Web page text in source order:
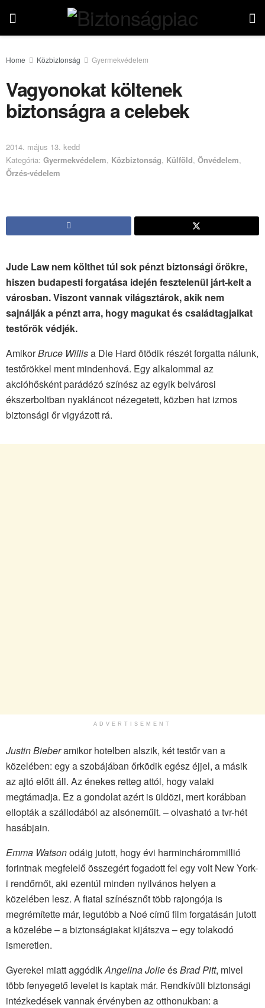
Home Közbiztonság Gyermekvédelem
Vagyonokat költenek
biztonságra a celebek
2014. május 13. kedd
Kategória: Gyermekvédelem, Közbiztonság, Külföld, Önvédelem,
Őrzés-védelem
Jude Law nem költhet túl sok pénzt biztonsági őrökre,
hiszen budapesti forgatása idején fesztelenül járt-kelt a
városban. Viszont vannak világsztárok, akik nem
sajnálják a pénzt arra, hogy magukat és családtagjaikat
testőrök védjék.
AmikorBruce Willisa Die Hard ötödik részét forgatta nálunk,
testőrökkel ment mindenhová. Egy alkalommal az
akcióhősként parádézó színész az egyik belvárosi
ékszerboltban nyakláncot nézegetett, közben hat izmos
biztonsági őr vigyázott rá.
ADVERTISEMENT
Justin Bieberamikor hotelben alszik, két testőr van a
közelében: egy a szobájában őrködik egész éjjel, a másik
az ajtó előtt áll. Az énekes retteg attól, hogy valaki
megtámadja. Ez a gondolat azért is üldözi, mert korábban
ellopták a szállodából az alsóneműit. – olvasható a tvr-hét
hasábjain.
Emma Watsonodáig jutott, hogy évi harminchárommillió
forintnak megfelelő összegért fogadott fel egy volt New York-
i rendőrnőt, aki ezentúl minden nyilvános helyen a
közelében lesz. A fiatal színésznőt több rajongója is
megrémítette már, legutóbb a Noé című film forgatásán jutott
a közelébe – a biztonságiakat kijátszva – egy tolakodó
ismeretlen.
Gyerekei miatt aggódikAngelina JolieésBrad Pitt, mivel
több fenyegető levelet is kaptak már. Rendkívüli biztonsági
intézkedések vannak érvényben az otthonukban: a